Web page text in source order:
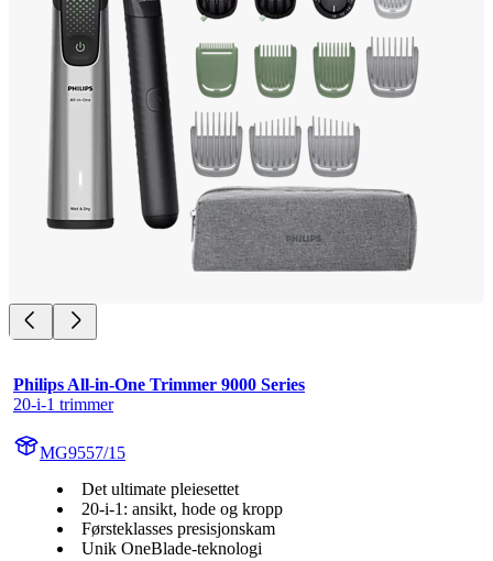
Philips All-in-One Trimmer 9000 Series
20-i-1 trimmer
MG9557/15
Det ultimate pleiesettet
20-i-1: ansikt, hode og kropp
Førsteklasses presisjonskam
Unik OneBlade-teknologi